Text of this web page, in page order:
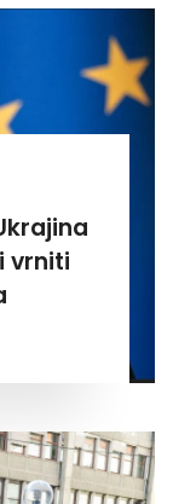
vrniti